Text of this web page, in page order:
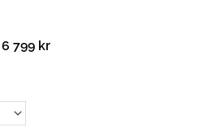
6 799 kr